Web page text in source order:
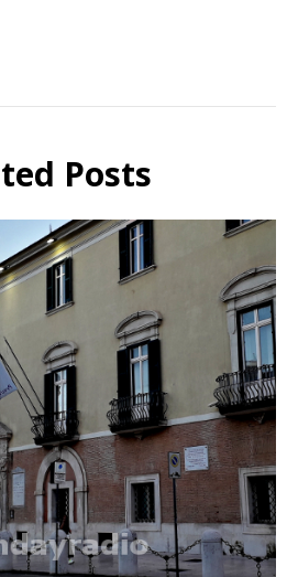
Posts